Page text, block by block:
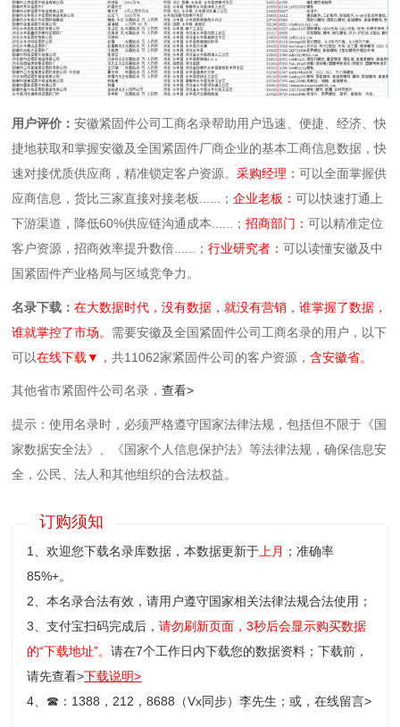
用户评价：安徽紧固件公司工商名录帮助用户迅速、便捷、经济、快
捷地获取和掌握安徽及全国紧固件厂商企业的基本工商信息数据，快
速对接优质供应商，精准锁定客户资源。采购经理：可以全面掌握供
应商信息，货比三家直接对接老板......；企业老板：可以快速打通上
下游渠道，降低60%供应链沟通成本......；招商部门：可以精准定位
客户资源，招商效率提升数倍......；行业研究者：可以读懂安徽及中
国紧固件产业格局与区域竞争力。
名录下载：在大数据时代，没有数据，就没有营销，谁掌握了数据，
谁就掌控了市场。 需要安徽及全国紧固件公司工商名录的用户，以下
可以在线下载▼，共11062家紧固件公司的客户资源，含安徽省。
其他省市紧固件公司名录，查看>
提示：使用名录时，必须严格遵守国家法律法规，包括但不限于《国
家数据安全法》、《国家个人信息保护法》等‌法律法规，确保信息安
全，公民、法人和其他组织的合法权益。
订购须知
1、欢迎您下载名录库数据，本数据更新于上月 ；准确率
85%+。
2、本名录合法有效，请用户遵守国家相关法律法规合法使用；
3、支付宝扫码完成后，请勿刷新页面，3秒后会显示购买数据
的“下载地址”。请在7个工作日内下载您的数据资料；下载前，
请先查看>下载说明>
4、 ☎ ：1388，212，8688（Vx同步）李先生；或，在线留言>